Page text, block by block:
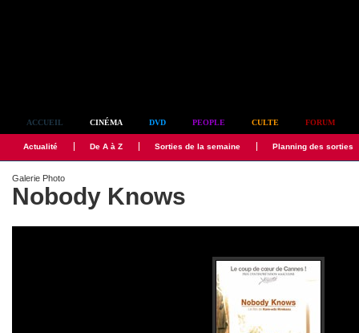
ACCUEIL CINÉMA DVD PEOPLE CULTE FORUM
Actualité De A à Z Sorties de la semaine Planning des sorties
Galerie Photo
Nobody Knows